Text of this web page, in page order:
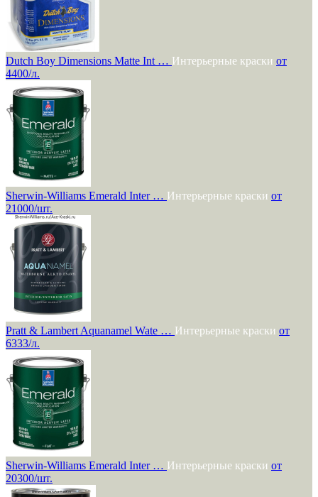
Dutch Boy Dimensions Matte Int … Интерьерные краски от
4400/л.
Sherwin-Williams Emerald Inter … Интерьерные краски от
21000/шт.
Pratt & Lambert Aquanamel Wate … Интерьерные краски от
6333/л.
Sherwin-Williams Emerald Inter … Интерьерные краски от
20300/шт.